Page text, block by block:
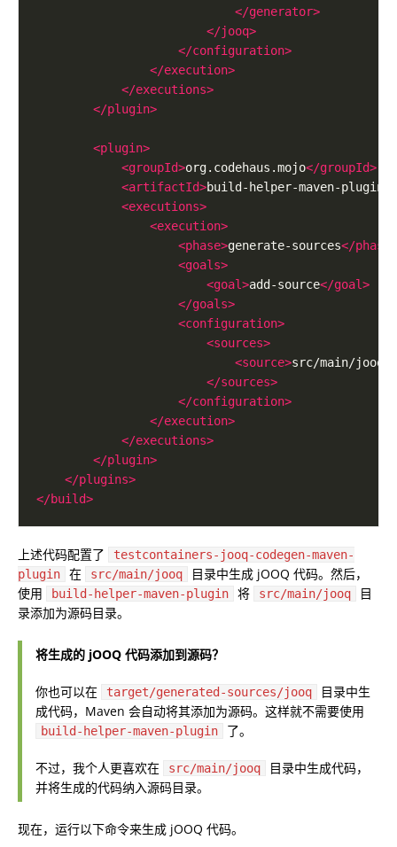
</generator>
</jooq>
</configuration>
</execution>
</executions>
</plugin>
<plugin>
<groupId>org.codehaus.mojo</groupId>
<artifactId>build-helper-maven-plugin
<executions>
<execution>
<phase>generate-sources</phase>
<goals>
<goal>add-source</goal>
</goals>
<configuration>
<sources>
<source>src/main/jooq
</sources>
</configuration>
</execution>
</executions>
</plugin>
</plugins>
</build>
上述代码配置了
testcontainers-jooq-codegen-maven-
plugin
在 src/main/jooq
目录中生成 jOOQ 代码。然后，
使用
build-helper-maven-plugin 将 src/main/jooq
目
录添加为源码目录。
将生成的 jOOQ 代码添加到源码？
你也可以在 target/generated-sources/jooq
目录中生
成代码，Maven 会自动将其添加为源码。这样就不需要使用
build-helper-maven-plugin 了。
不过，我个人更喜欢在 src/main/jooq
目录中生成代码，
并将生成的代码纳入源码目录。
现在，运行以下命令来生成 jOOQ 代码。